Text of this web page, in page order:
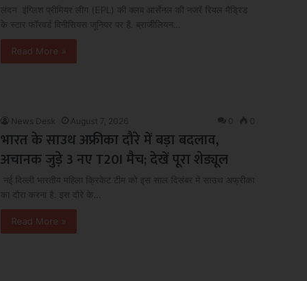
लंदन इंग्लिश प्रीमियर लीग (EPL) की क्लब आर्सेनल की नजरें रियल मैड्रिड
के स्टार फॉरवर्ड विनीसियस जूनियर पर हैं. ब्राजीलियन…
Read More »
News Desk August 7, 2026 0 0
भारत के साउथ अफ्रीका दौरे में बड़ा बदलाव,
अचानक जुड़े 3 नए T20I मैच; देखें पूरा शेड्यूल
नई दिल्ली भारतीय महिला क्रिकेट टीम को इस साल दिसंबर में साउथ अफ्रीका
का दौरा करना है. इस दौरे के…
Read More »